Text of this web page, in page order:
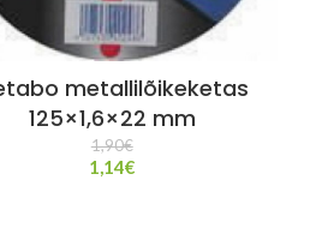
metallilõikeketas
125×1,6×22 mm
1,90€
1,14€